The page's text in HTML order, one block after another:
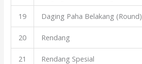
19 Daging Paha Belakang (Round)
20 Rendang
21 Rendang Spesial